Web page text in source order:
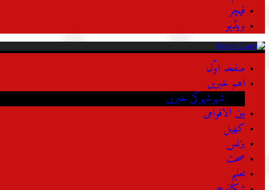
فیچر
ویڈیو
صفحہ اوّل
اہم خبریں
شہرشہرکی خبریں
بین الاقوامی
کھیل
بزنس
صحت
تعلیم